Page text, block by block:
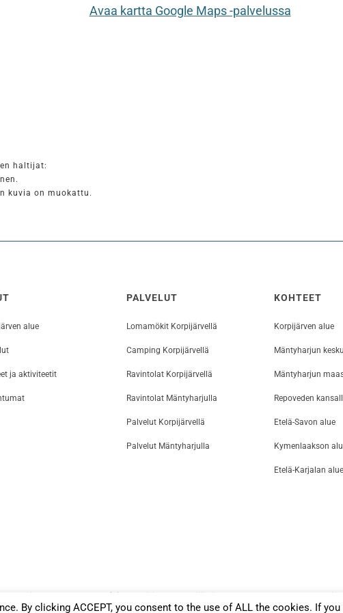
Avaa kartta Google Maps -palvelussa
haltijat:
kuvia on muokattu.
alue
ja aktiviteetit
PALVELUT
Lomamökit Korpijärvellä
Camping Korpijärvellä
Ravintolat Korpijärvellä
Ravintolat Mäntyharjulla
Palvelut Korpijärvellä
Palvelut Mäntyharjulla
KOHTEET
Korpijärven alue
Mäntyharjun
Mäntyharjun
Repoveden
Etelä-Savon alue
Kymenlaakson
Etelä-Karjalan alue
Sivuston toteutus: Luminia Oy | Visit Lake Korpijärvi © Lomakeskus Tommolansalmi
By clicking ACCEPT, you consent to the use of ALL the cookies. If